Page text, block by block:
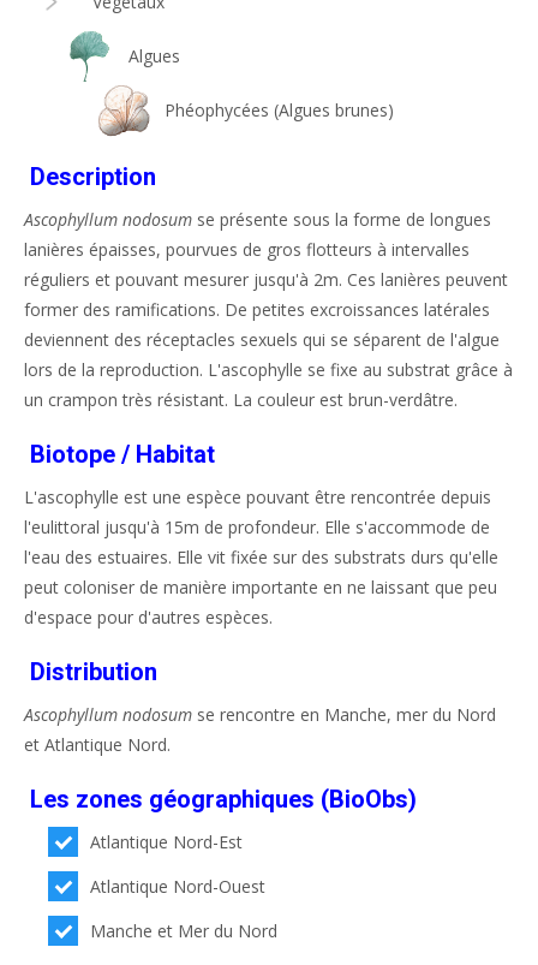
Algues
Phéophycées (Algues brunes)
Description
Ascophyllum nodosum se présente sous la forme de longues
lanières épaisses, pourvues de gros flotteurs à intervalles
réguliers et pouvant mesurer jusqu'à 2m. Ces lanières peuvent
former des ramifications. De petites excroissances latérales
deviennent des réceptacles sexuels qui se séparent de l'algue
lors de la reproduction. L'ascophylle se fixe au substrat grâce à
un crampon très résistant. La couleur est brun-verdâtre.
Biotope / Habitat
L'ascophylle est une espèce pouvant être rencontrée depuis
l'eulittoral jusqu'à 15m de profondeur. Elle s'accommode de
l'eau des estuaires. Elle vit fixée sur des substrats durs qu'elle
peut coloniser de manière importante en ne laissant que peu
d'espace pour d'autres espèces.
Distribution
Ascophyllum nodosum se rencontre en Manche, mer du Nord
et Atlantique Nord.
Les zones géographiques (BioObs)
Atlantique Nord-Est
Atlantique Nord-Ouest
Manche et Mer du Nord